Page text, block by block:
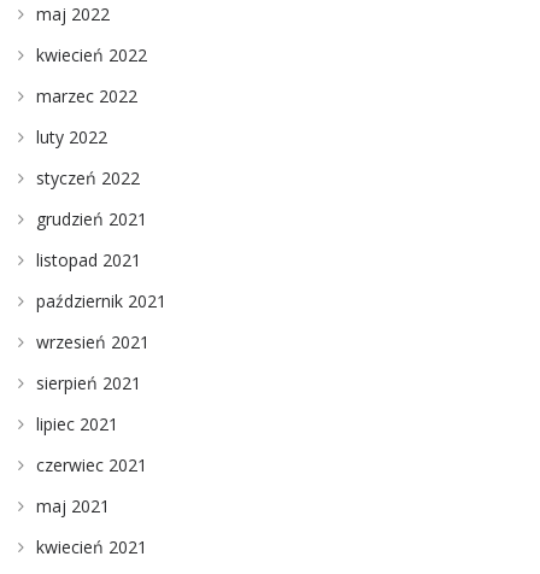
maj 2022
kwiecień 2022
marzec 2022
luty 2022
styczeń 2022
grudzień 2021
listopad 2021
październik 2021
wrzesień 2021
sierpień 2021
lipiec 2021
czerwiec 2021
maj 2021
kwiecień 2021